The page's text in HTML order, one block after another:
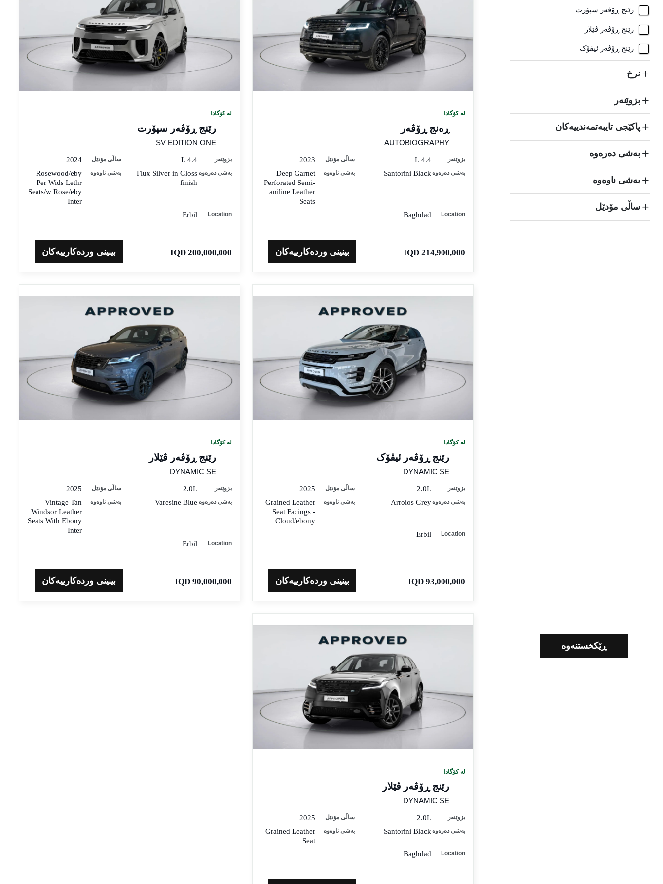
رێنج ڕۆڤەر سپۆرت
رێنج ڕۆڤەر ڤێلار
رێنج ڕۆڤەر ئیڤۆک
نرخ
بزوێنەر
پاکێجی تایبەتمەندییەکان
بەشی دەرەوە
بەشی ناوەوە
ساڵی مۆدێل
ڕێکخستنەوە
لە کۆگادا
ڕەنج ڕۆڤەر
AUTOBIOGRAPHY
بزوێنەر 4.4 L ساڵی مۆدێل 2023
بەشی دەرەوە Santorini Black بەشی ناوەوە
Deep Garnet
Perforated Semi-
aniline Leather
Seats
Location
Baghdad
214,900,000 IQD بینینی وردەکارییەکان
لە کۆگادا
رێنج ڕۆڤەر سپۆرت
SV EDITION ONE
بزوێنەر 4.4 L ساڵی مۆدێل 2024
بەشی دەرەوە Flux Silver in Gloss
finish
بەشی ناوەوە
Rosewood/eby
Per Wids Lethr
Seats/w Rose/eby
Inter
Location
Erbil
200,000,000 IQD بینینی وردەکارییەکان
لە کۆگادا
رێنج ڕۆڤەر ئیڤۆک
DYNAMIC SE
بزوێنەر 2.0L ساڵی مۆدێل 2025
بەشی دەرەوەArroios Grey بەشی ناوەوە
Grained Leather
Seat Facings -
Cloud/ebony
Location
Erbil
93,000,000 IQD بینینی وردەکارییەکان
لە کۆگادا
رێنج ڕۆڤەر ڤێلار
DYNAMIC SE
بزوێنەر 2.0L ساڵی مۆدێل 2025
بەشی دەرەوە Varesine Blue بەشی ناوەوە
Vintage Tan
Windsor Leather
Seats With Ebony
Inter
Location
Erbil
90,000,000 IQD بینینی وردەکارییەکان
لە کۆگادا
رێنج ڕۆڤەر ڤێلار
DYNAMIC SE
بزوێنەر 2.0L ساڵی مۆدێل 2025
بەشی دەرەوە Santorini Black بەشی ناوەوە
Grained Leather
Seat
Location
Baghdad